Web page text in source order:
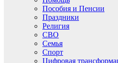
Пособия и Пенсии
Праздники
Религия
СВО
Семья
Спорт
Цифровая